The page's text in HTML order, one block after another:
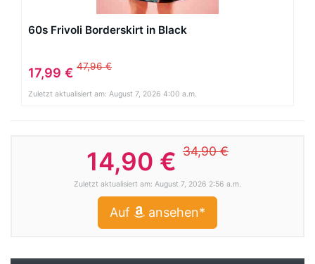
60s Frivoli Borderskirt in Black
17,99 € 47,96 €
Zuletzt aktualisiert am: August 7, 2026 4:00 a.m.
14,90 € 34,90 €
Zuletzt aktualisiert am: August 7, 2026 2:56 a.m.
Auf ansehen*